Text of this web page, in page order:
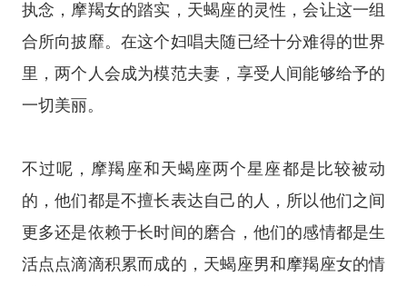
执念，摩羯女的踏实，天蝎座的灵性，会让这一组
合所向披靡。在这个妇唱夫随已经十分难得的世界
里，两个人会成为模范夫妻，享受人间能够给予的
一切美丽。
不过呢，摩羯座和天蝎座两个星座都是比较被动
的，他们都是不擅长表达自己的人，所以他们之间
更多还是依赖于长时间的磨合，他们的感情都是生
活点点滴滴积累而成的，天蝎座男和摩羯座女的情